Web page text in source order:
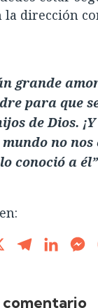
la dirección
grande
para que
de Dios.
no nos
conoció a
Telegram
comentario